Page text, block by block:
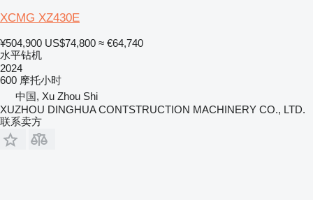
XCMG XZ430E
¥504,900 US$74,800 ≈ €64,740
水平钻机
2024
600 摩托小时
中国, Xu Zhou Shi
XUZHOU DINGHUA CONTSTRUCTION MACHINERY CO., LTD.
联系卖方